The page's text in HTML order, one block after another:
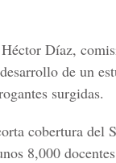
Díaz,
de un
surgidas.
cobertura del
8,000